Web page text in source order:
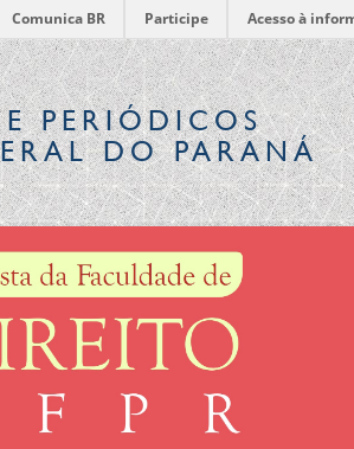
Comunica BR Participe Acesso à
PERIÓDICOS
DO PARANÁ